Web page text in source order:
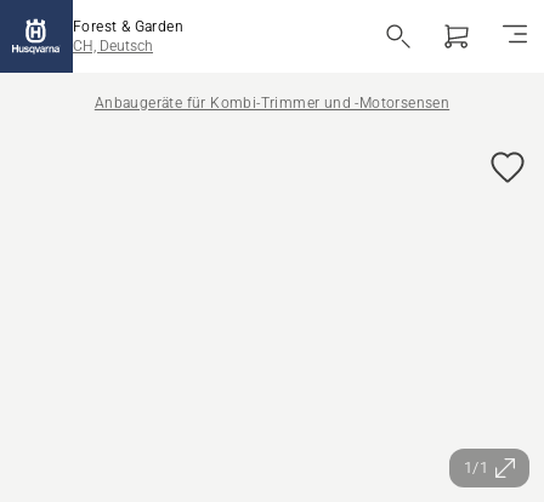
Forest & Garden
CH, Deutsch
Anbaugeräte für Kombi-Trimmer und -Motorsensen
1/1